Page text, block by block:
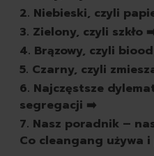
2. Niebieski, czyli
3. Zielony, czyli szkło
4. Brązowy, czyli
5. Czarny, czyli
6. Najczęstsze
segregacji ➡️
7. Nasz poradnik –
Co cleangang używa